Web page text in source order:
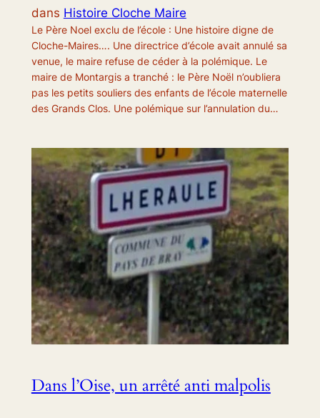
dans Histoire Cloche Maire
Le Père Noel exclu de l’école : Une histoire digne de
Cloche-Maires…. Une directrice d’école avait annulé sa
venue, le maire refuse de céder à la polémique. Le
maire de Montargis a tranché : le Père Noël n’oubliera
pas les petits souliers des enfants de l’école maternelle
des Grands Clos. Une polémique sur l’annulation du…
Dans l’Oise, un arrêté anti malpolis